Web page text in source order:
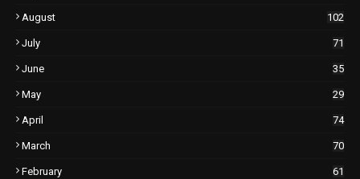
August 102
July 71
June 35
May 29
April 74
March 70
February 61